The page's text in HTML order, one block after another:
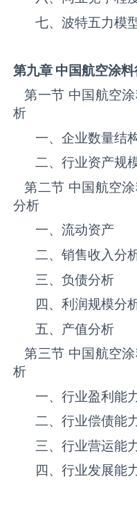
七、波特五力模
第九章 中国航空涂料
第一节 中国航空
析
一、企业数量结
二、行业资产规
第二节 中国航空
分析
一、流动资产
二、销售收入分
三、负债分析
四、利润规模分
五、产值分析
第三节 中国航空
析
一、行业盈利能
二、行业偿债能
三、行业营运能
四、行业发展能